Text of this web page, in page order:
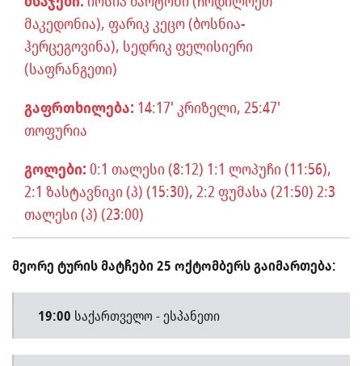
მაკედონია), ფარიკ კეცო (ბოსნია-
ჰერცეგოვინა), სედრიკ ფელისიერი
(საფრანგეთი)
გაფრთხილება: 14:17' კრიზელი, 25:47'
თოფურია
გოლები: 0:1 თალესი (8:12) 1:1 ლოპუჩი (11:56),
2:1 ზასტავნიკი (პ) (15:30), 2:2 ფუმასა (21:50) 2:3
თალესი (პ) (23:00)
მეორე ტურის მატჩები 25 ოქტომბერს გაიმართება:
19:00 საქართველო - ესპანეთი